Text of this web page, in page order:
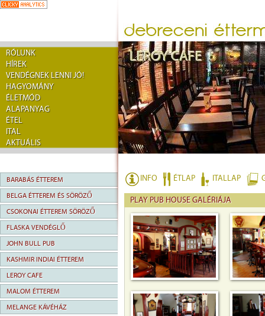
RÓLUNK
HÍREK
VENDÉGNEK LENNI JÓ!
HAGYOMÁNY
ÉLETMÓD
ALAPANYAG
ÉTEL
ITAL
AKTUÁLIS
BARABÁS ÉTTEREM
BELGA ÉTTEREM ÉS SÖRÖZŐ
CSOKONAI ÉTTEREM SÖRÖZŐ
FLASKA VENDÉGLŐ
JOHN BULL PUB
KASHMIR INDIAI ÉTTEREM
LEROY CAFE
MALOM ÉTTEREM
MELANGE KÁVÉHÁZ
INFO ÉTLAP ITALLAP
PLAY PUB HOUSE GALÉRIÁJA